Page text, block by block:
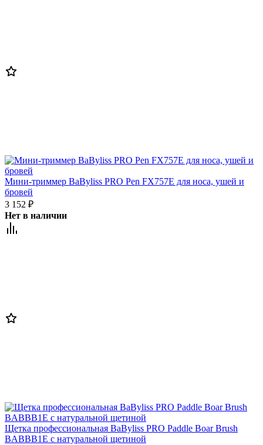
Мини-триммер BaByliss PRO Pen FX757E для носа, ушей и
бровей
3 152 ₽
Нет в наличии
Щетка профессиональная BaByliss PRO Paddle Boar Brush
BABBB1E с натуральной щетиной